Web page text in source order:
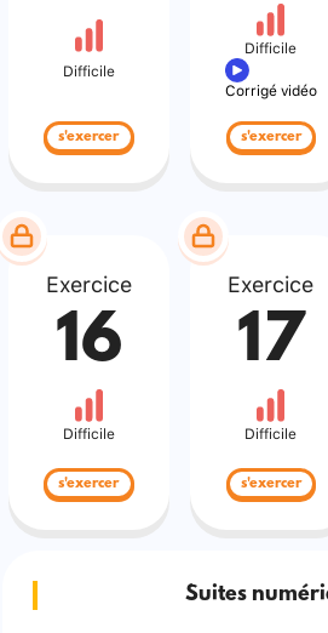
Difficile
s'exercer
Difficile
Corrigé vidéo
s'exercer
Exercice
16
Difficile
s'exercer
Exercice
17
Difficile
s'exercer
Suites